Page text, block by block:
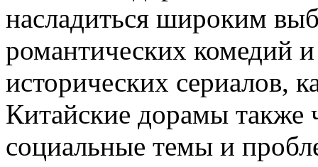
насладиться широким
романтических комедий
исторических сериалов,
Китайские дорамы также
социальные темы и